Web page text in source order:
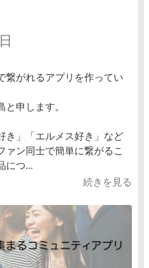
繋がれるアプリを作ってい
と申します。
き」「エルメス好き」など
ァン同士で簡単に繋がるこ
につ...
続きを見る